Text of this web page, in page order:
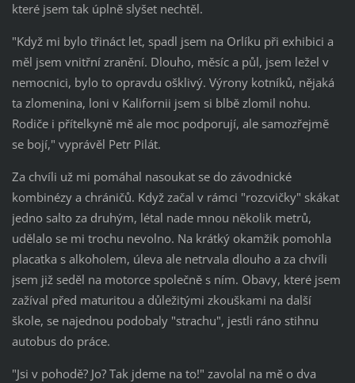
které jsem tak úplně slyšet nechtěl.
"Když mi bylo třináct let, spadl jsem na Orlíku při exhibici a
měl jsem vnitřní zranění. Dlouho, měsíc a půl, jsem ležel v
nemocnici, bylo to opravdu ošklivý. Výrony kotníků, nějaká
ta zlomenina, loni v Kalifornii jsem si blbě zlomil nohu.
Rodiče i přítelkyně mě ale moc podporují, ale samozřejmě
se bojí," vyprávěl Petr Pilát.
Za chvíli už mi pomáhal nasoukat se do závodnické
kombinézy a chráničů. Když začal v rámci "rozcvičky" skákat
jedno salto za druhým, létal nade mnou několik metrů,
udělalo se mi trochu nevolno. Na krátký okamžik pomohla
placatka s alkoholem, úleva ale netrvala dlouho a za chvíli
jsem již seděl na motorce společně s ním. Obavy, které jsem
zažíval před maturitou a důležitými zkouškami na další
škole, se najednou podobaly "strachu", jestli ráno stihnu
autobus do práce.
"Jsi v pohodě? Jo? Tak jdeme na to!" zavolal na mě o dva